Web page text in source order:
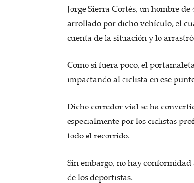
Jorge Sierra Cortés, un hombre
arrollado por dicho vehículo, el
cuenta de la situación y lo
Como si fuera poco, el
impactando al ciclista en ese
Dicho corredor vial se ha
especialmente por los ciclistas
todo el recorrido.
Sin embargo, no hay
de los deportistas.